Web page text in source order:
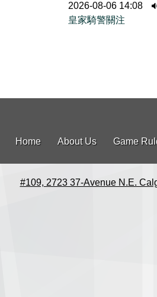
2026-08-06 14:08
皇家騎警關注
Home About Us Game
#109, 2723 37-Avenue N.E.